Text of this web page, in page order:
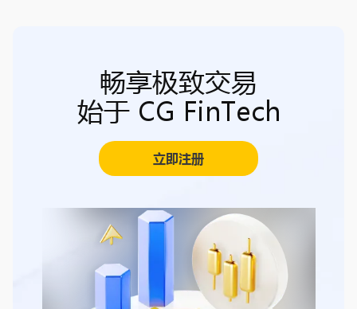
畅享极致交易
始于 CG FinTech
立即注册